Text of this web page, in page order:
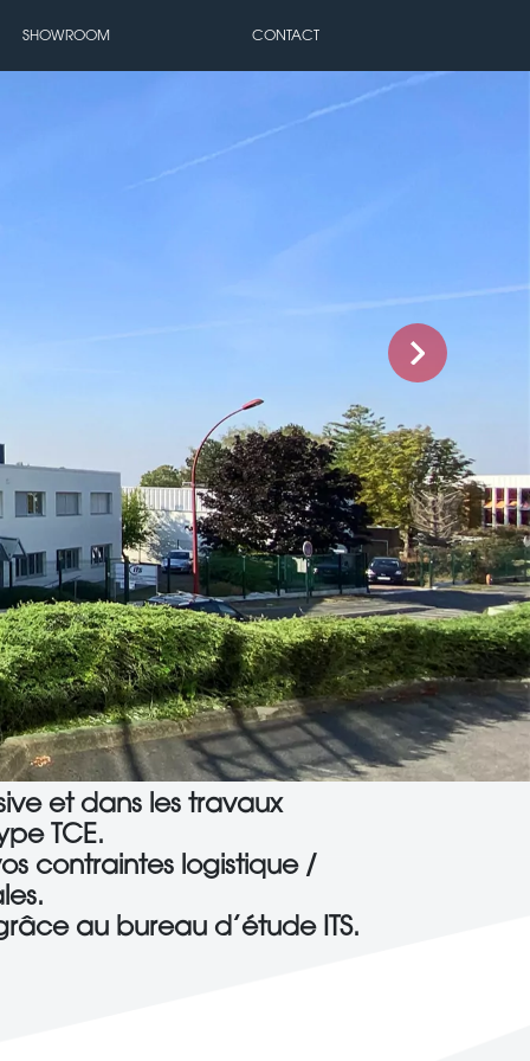
SHOWROOM CONTACT
et dans les travaux
TCE.
contraintes logistique /
au bureau d’étude ITS.